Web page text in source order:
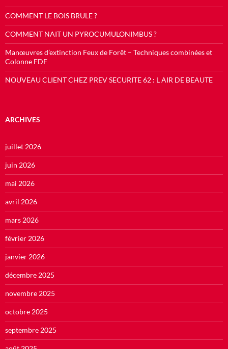
COMMENT LE BOIS BRULE ?
COMMENT NAIT UN PYROCUMULONIMBUS ?
Manœuvres d’extinction Feux de Forêt – Techniques combinées et
Colonne FDF
NOUVEAU CLIENT CHEZ PREV SECURITE 62 : L AIR DE BEAUTE
ARCHIVES
juillet 2026
juin 2026
mai 2026
avril 2026
mars 2026
février 2026
janvier 2026
décembre 2025
novembre 2025
octobre 2025
septembre 2025